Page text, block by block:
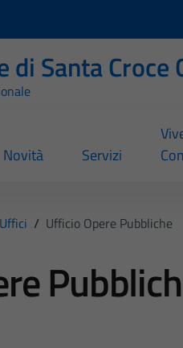
di Santa Croce
Novità Servizi
Uffici / Ufficio Opere Pubbliche